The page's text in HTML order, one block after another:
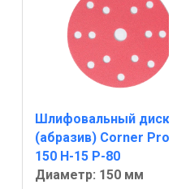
Шлифовальный диск
(абразив) Corner
150 H-15 P-80
Диаметр: 150 мм